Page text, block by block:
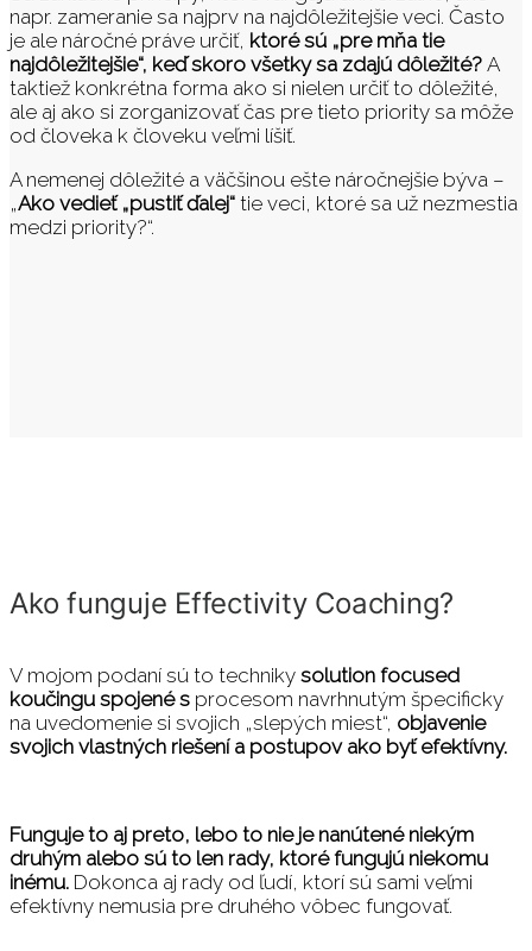
napr. zameranie sa najprv na najdôležitejšie veci. Často
je ale náročné práve určiť, ktoré sú „pre mňa tie
najdôležitejšie“, keď skoro všetky sa zdajú dôležité? A
taktiež konkrétna forma ako si nielen určiť to dôležité,
ale aj ako si zorganizovať čas pre tieto priority sa môže
od človeka k človeku veľmi líšiť.
A nemenej dôležité a väčšinou ešte náročnejšie býva –
„Ako vedieť „pustiť ďalej“ tie veci, ktoré sa už nezmestia
medzi priority?“.
Ako funguje Effectivity Coaching?
V mojom podaní sú to techniky solution focused
koučingu spojené s procesom navrhnutým špecificky
na uvedomenie si svojich „slepých miest“, objavenie
svojich vlastných riešení a postupov ako byť efektívny.
Funguje to aj preto, lebo to nie je nanútené niekým
druhým alebo sú to len rady, ktoré fungujú niekomu
inému. Dokonca aj rady od ľudí, ktorí sú sami veľmi
efektívny nemusia pre druhého vôbec fungovať.